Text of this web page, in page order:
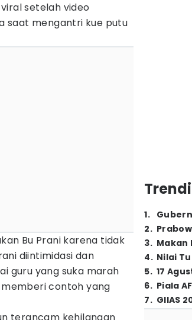
setelah video
saat mengantri kue putu
Bu Prani karena tidak
diintimidasi dan
guru yang suka marah
contoh yang
1.
2.
3. Makan
4. Nilai
5. 17
6. Piala
7. GIIAS